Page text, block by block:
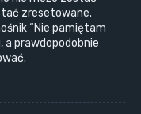
zresetowane.
“Nie pamiętam
a prawdopodobnie